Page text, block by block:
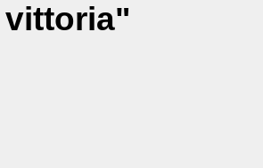
vittoria"